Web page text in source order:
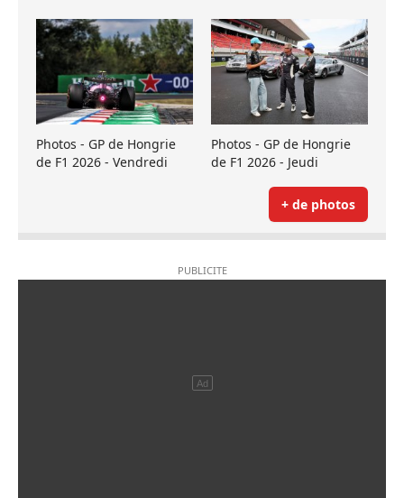
Photos - GP de Hongrie
de F1 2026 - Vendredi
Photos - GP de Hongrie
de F1 2026 - Jeudi
+ de photos